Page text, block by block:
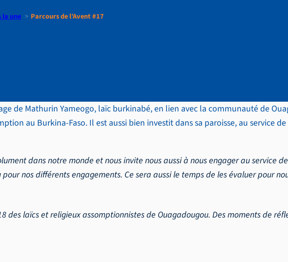
la une Parcours de l’Avent #17
de Mathurin Yameogo, laïc burkinabé, en lien avec la communauté de
au Burkina-Faso. Il est aussi bien investit dans sa paroisse, au service
dans notre monde et nous invite nous aussi à nous engager au service
pour nos différents engagements. Ce sera aussi le temps de les évaluer pour
des laïcs et religieux assomptionnistes de Ouagadougou. Des moments de